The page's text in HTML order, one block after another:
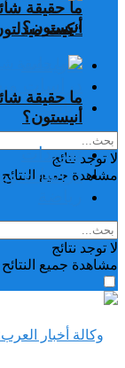
ما حقيقة
أنيستون؟
تغريدات
دراسات
رياضة
لا توجد نتائج
مشاهدة جميع النتائح
“كيت
ما حقيقة
أنيستون؟
تغريدات
دراسات
لا توجد نتائج
مشاهدة جميع النتائح